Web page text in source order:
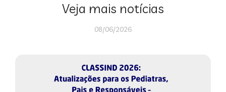
Veja mais notícias
08/06/2026